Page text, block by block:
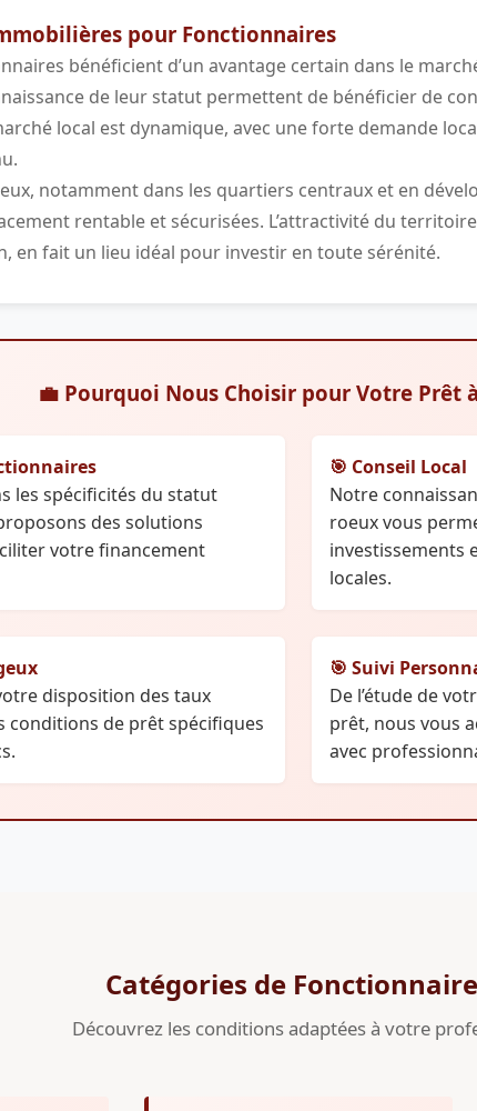
pour Fonctionnaires
bénéficient d’un avantage certain dans le
de leur statut permettent de bénéficier de
local est dynamique, avec une forte demande
notamment dans les quartiers centraux et en
rentable et sécurisées. L’attractivité du
en fait un lieu idéal pour investir en toute sérénité.
💼 Pourquoi Nous Choisir pour Votre Prêt
les spécificités du statut
des solutions
votre financement
🎯 Conseil Local
Notre
roeux vous
investissements
locales.
disposition des taux
conditions de prêt spécifiques
🎯 Suivi
De l’étude de
prêt, nous vous
avec
Catégories de
Découvrez les conditions adaptées à votre